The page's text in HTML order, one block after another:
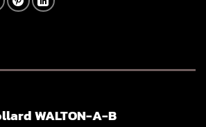
WALTON-A-B